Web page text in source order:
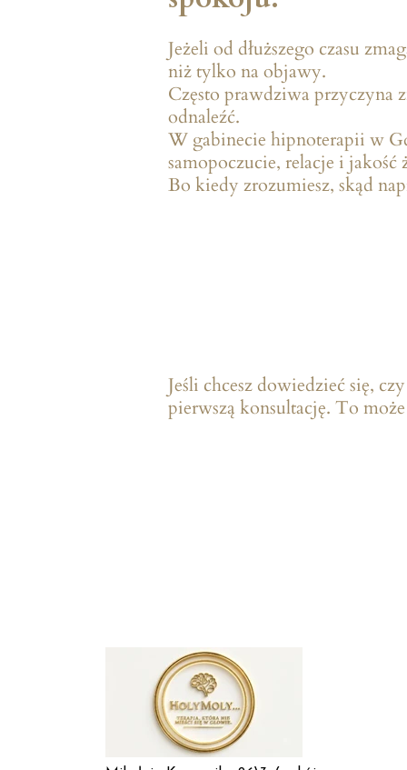
Jeżeli od dłuższego czasu
niż tylko na objawy.
Często prawdziwa przyczyna
odnaleźć.
W gabinecie hipnoterapii w
samopoczucie, relacje i jakość
Bo kiedy zrozumiesz, skąd
Jeśli chcesz dowiedzieć się,
pierwszą konsultację. To